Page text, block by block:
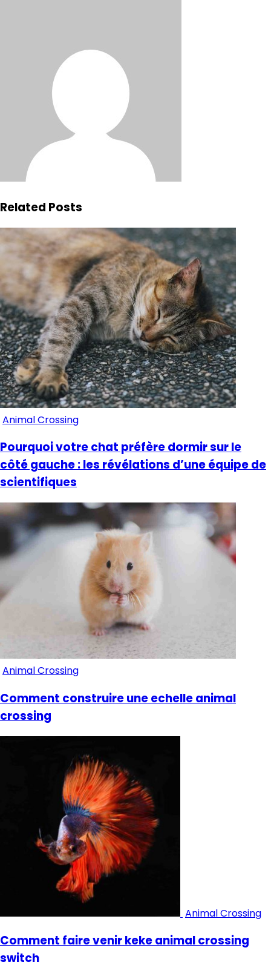
Related Posts
Animal Crossing
Pourquoi votre chat préfère dormir sur le
côté gauche : les révélations d’une équipe de
scientifiques
Animal Crossing
Comment construire une echelle animal
crossing
Animal Crossing
Comment faire venir keke animal crossing
switch